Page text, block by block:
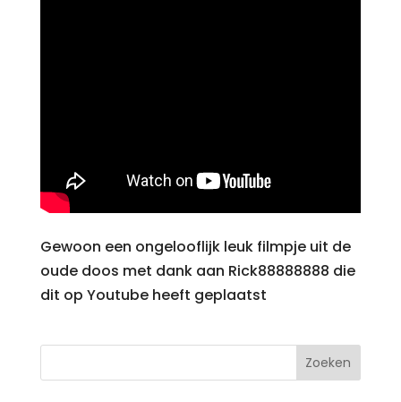
Gewoon een ongelooflijk leuk filmpje uit de
oude doos met dank aan Rick88888888 die
dit op Youtube heeft geplaatst